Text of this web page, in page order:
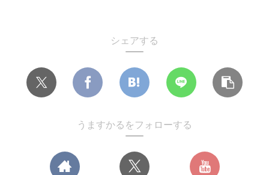
シェアする
うますかるをフォローする